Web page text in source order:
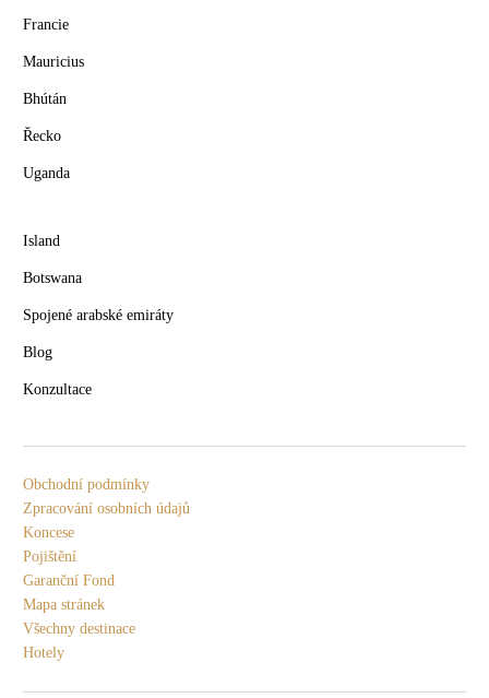
Francie
Mauricius
Bhútán
Řecko
Uganda
Island
Botswana
Spojené arabské emiráty
Blog
Konzultace
Obchodní podmínky
Zpracování osobních údajů
Koncese
Pojištění
Garanční Fond
Mapa stránek
Všechny destinace
Hotely